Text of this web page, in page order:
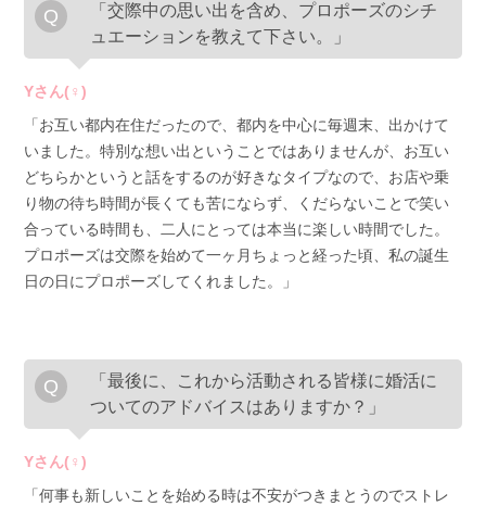
「交際中の思い出を含め、プロポーズのシチ
ュエーションを教えて下さい。」
Yさん(♀)
「お互い都内在住だったので、都内を中心に毎週末、出かけて
いました。特別な想い出ということではありませんが、お互い
どちらかというと話をするのが好きなタイプなので、お店や乗
り物の待ち時間が長くても苦にならず、くだらないことで笑い
合っている時間も、二人にとっては本当に楽しい時間でした。
プロポーズは交際を始めて一ヶ月ちょっと経った頃、私の誕生
日の日にプロポーズしてくれました。」
「最後に、これから活動される皆様に婚活に
ついてのアドバイスはありますか？」
Yさん(♀)
「何事も新しいことを始める時は不安がつきまとうのでストレ